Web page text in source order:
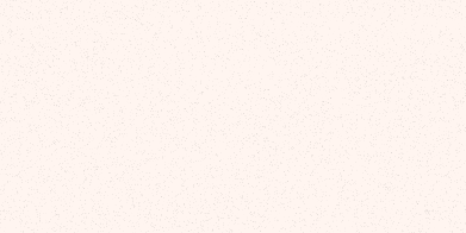
Spot Solán de
Crujiente»